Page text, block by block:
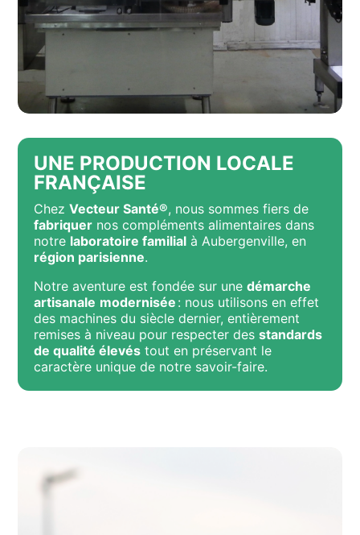
UNE PRODUCTION LOCALE
FRANÇAISE
ChezVecteur Santé®, nous sommes fiers de
fabriquer nos compléments alimentaires dans
notre laboratoire familial à Aubergenville, en
région parisienne.
Notre aventure est fondée sur unedémarche
artisanale modernisée : nous utilisons en effet
des machines du siècle dernier, entièrement
remises à niveau pour respecter desstandards
de qualité élevés tout en préservant le
caractère unique de notre savoir-faire.